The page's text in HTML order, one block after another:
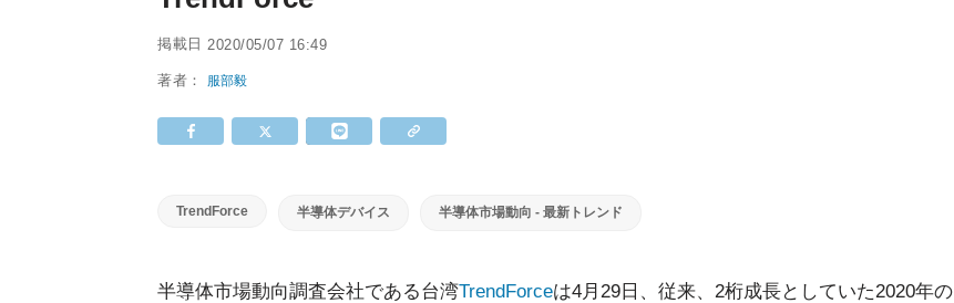
掲載日 2020/05/07 16:49
著者： 服部毅
TrendForce 半導体デバイス 半導体市場動向 - 最新トレンド
半導体市場動向調査会社である台湾TrendForceは4月29日、従来、2桁成長としていた2020年の